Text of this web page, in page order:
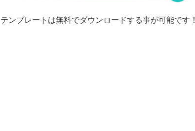
ン
テンプレートは無料でダウンロードする事が可能です！